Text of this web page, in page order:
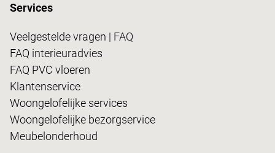
Services
Veelgestelde vragen | FAQ
FAQ interieuradvies
FAQ PVC vloeren
Klantenservice
Woongelofelijke services
Woongelofelijke bezorgservice
Meubelonderhoud